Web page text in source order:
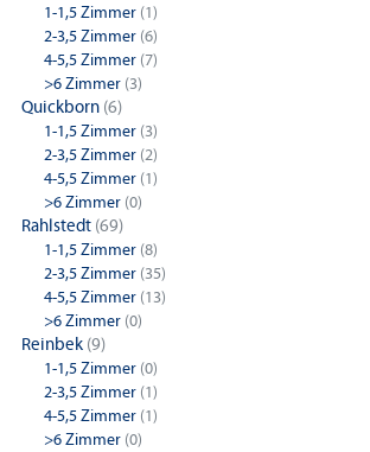
1-1,5 Zimmer (1)
2-3,5 Zimmer (6)
4-5,5 Zimmer (7)
>6 Zimmer (3)
Quickborn (6)
1-1,5 Zimmer (3)
2-3,5 Zimmer (2)
4-5,5 Zimmer (1)
>6 Zimmer (0)
Rahlstedt (69)
1-1,5 Zimmer (8)
2-3,5 Zimmer (35)
4-5,5 Zimmer (13)
>6 Zimmer (0)
Reinbek (9)
1-1,5 Zimmer (0)
2-3,5 Zimmer (1)
4-5,5 Zimmer (1)
>6 Zimmer (0)